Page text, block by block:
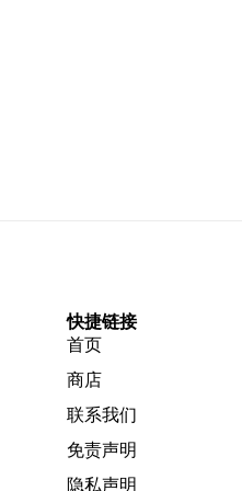
快捷链接
首页
商店
联系我们
免责声明
隐私声明